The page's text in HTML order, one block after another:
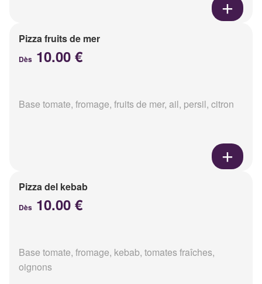
Pizza fruits de mer
Dès 10.00 €
Base tomate, fromage, fruits de mer, ail, persil, citron
Pizza del kebab
Dès 10.00 €
Base tomate, fromage, kebab, tomates fraîches,
oignons